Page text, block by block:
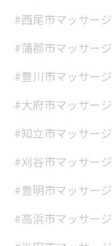
#西尾市マッサージ
#蒲郡市マッサージ
#豊川市マッサージ
#大府市マッサージ
#知立市マッサージ
#刈谷市マッサージ
#豊明市マッサージ
#高浜市マッサージ